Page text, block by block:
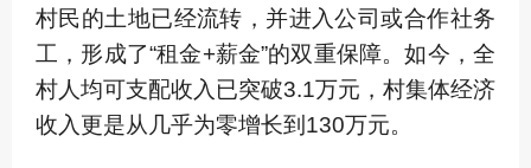
村民的土地已经流转，并进入公司或合作社务
工，形成了“租金+薪金”的双重保障。如今，全
村人均可支配收入已突破3.1万元，村集体经济
收入更是从几乎为零增长到130万元。